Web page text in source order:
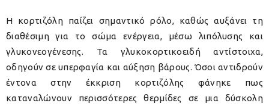
Η κορτιζόλη παίζει σημαντικό ρόλο, καθώς αυξάνει τη
διαθέσιμη για το σώμα ενέργεια, μέσω λιπόλυσης και
γλυκονεογένεσης. Τα γλυκοκορτικοειδή αντίστοιχα,
οδηγούν σε υπερφαγία και αύξηση βάρους. Όσοι αντιδρούν
έντονα στην έκκριση κορτιζόλης φάνηκε πως
καταναλώνουν περισσότερες θερμίδες σε μια δύσκολη